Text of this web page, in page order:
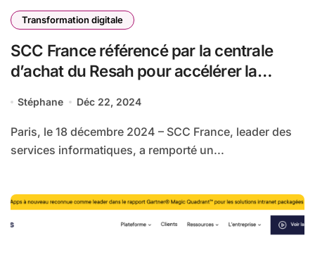
Transformation digitale
SCC France référencé par la centrale
d’achat du Resah pour accélérer la
Stéphane Déc 22, 2024
Paris, le 18 décembre 2024 – SCC France, leader des
services informatiques, a remporté un...